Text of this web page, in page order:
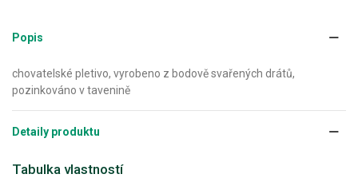
Popis
chovatelské pletivo, vyrobeno z bodově svařených drátů,
pozinkováno v tavenině
Detaily produktu
Tabulka vlastností